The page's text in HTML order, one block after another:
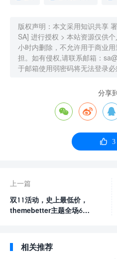
版权声明：本文采用知识共享
SA] 进行授权 > 本站资源仅供
小时内删除，不允许用于商业
担。如有侵权,请联系邮箱：
于邮箱使用弱密码将无法登录必
分享
  
 3
上一篇
双11活动，史上最低价，
themebetter主题全场6
相关推荐